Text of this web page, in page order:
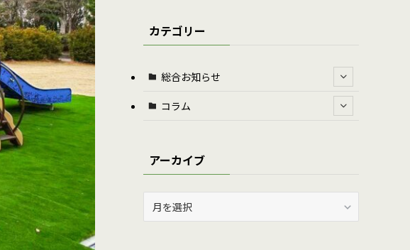
カテゴリー
総合お知らせ
コラム
アーカイブ